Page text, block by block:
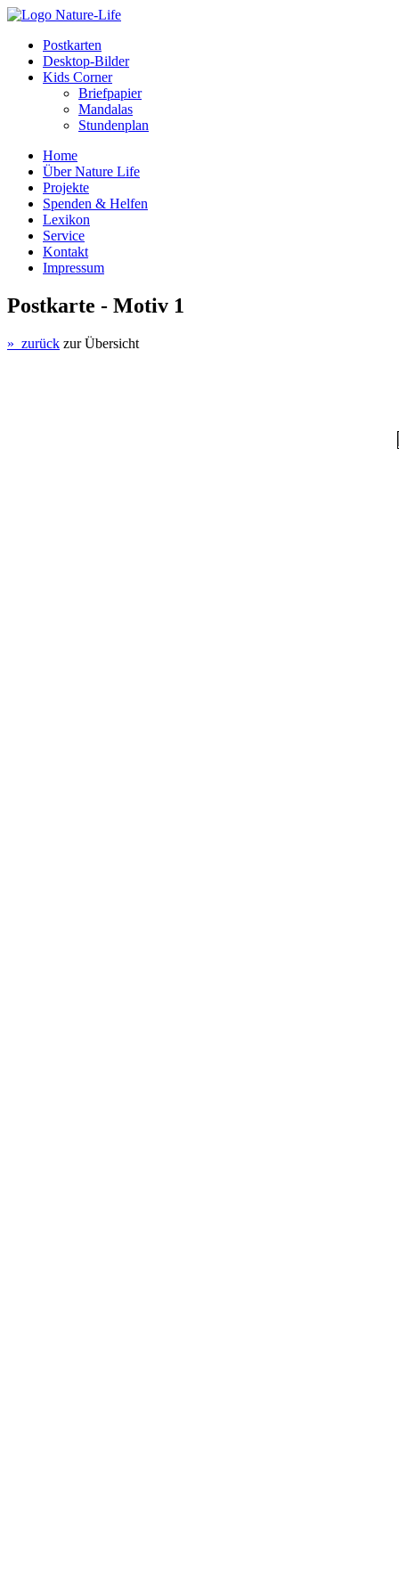
Postkarten
Desktop-Bilder
Kids Corner
Briefpapier
Mandalas
Stundenplan
Home
Über Nature Life
Projekte
Spenden & Helfen
Lexikon
Service
Kontakt
Impressum
Postkarte - Motiv 1
» zurück zur Übersicht